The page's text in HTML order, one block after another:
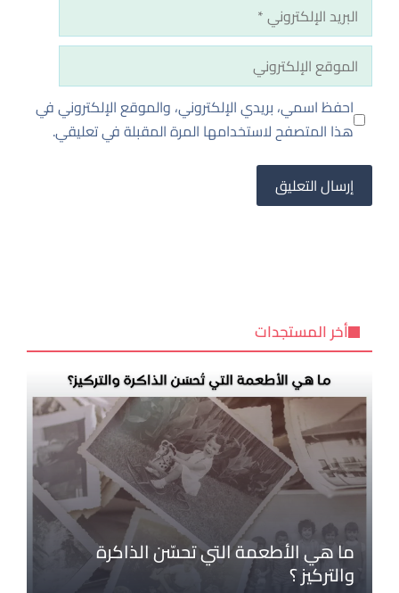
البريد
الإلكتروني
الموقع
الإلكتروني
احفظ اسمي، بريدي الإلكتروني، والموقع الإلكتروني في
هذا المتصفح لاستخدامها المرة المقبلة في تعليقي.
أخر المستجدات
ما هي الأطعمة التي تحسّن الذاكرة
والتركيز ؟